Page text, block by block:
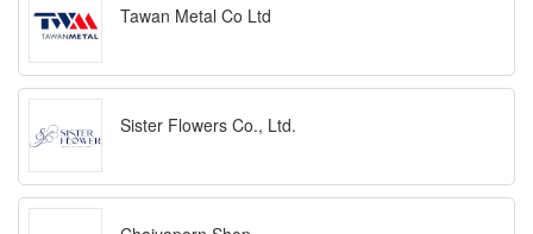
Tawan Metal Co Ltd
Sister Flowers Co., Ltd.